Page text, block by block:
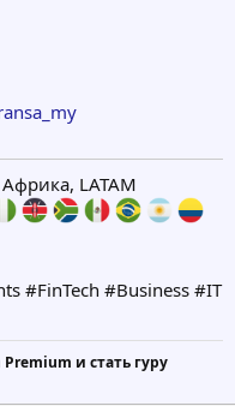
LATAM
#FinTech #Business #IT
и стать гуру